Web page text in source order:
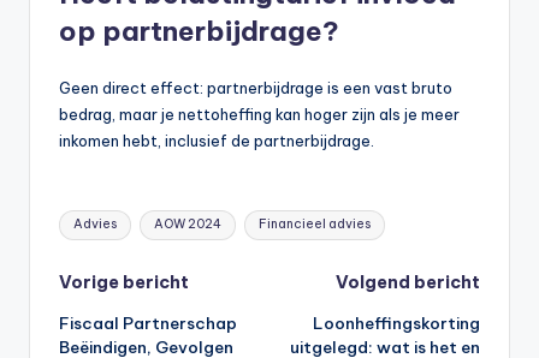
op partnerbijdrage?
Geen direct effect: partnerbijdrage is een vast bruto
bedrag, maar je nettoheffing kan hoger zijn als je meer
inkomen hebt, inclusief de partnerbijdrage.
Tags:
Advies AOW 2024 Financieel advies
Bericht
navigatie
Vorige bericht
Fiscaal Partnerschap
Beëindigen, Gevolgen
Volgend bericht
Loonheffingskorting
uitgelegd: wat is het en